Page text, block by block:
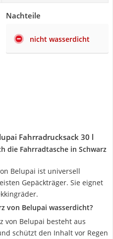
Nachteile
nicht wasserdicht
Fahrradrucksack 30 l
die Fahrradtasche in Schwarz
Belupai ist universell
Gepäckträger. Sie eignet
von Belupai wasserdicht?
von Belupai besteht aus
schützt den Inhalt vor Regen